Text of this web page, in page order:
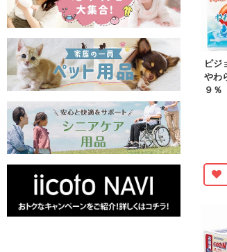
ピジ
やわ
９